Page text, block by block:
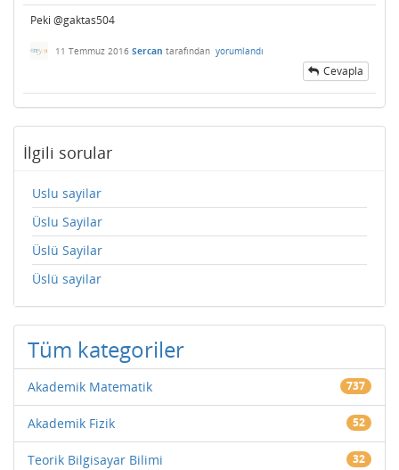
Peki @gaktas504
11 Temmuz 2016 Sercan tarafından yorumlandı
Cevapla
İlgili sorular
Uslu sayilar
Üslu Sayilar
Üslü Sayilar
Üslü sayilar
Tüm kategoriler
Akademik Matematik 737
Akademik Fizik 52
Teorik Bilgisayar Bilimi 32